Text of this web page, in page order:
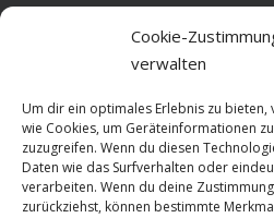
Cookie-
verwalten
Um dir ein optimales Erlebnis zu
wie Cookies, um Geräteinformationen
zuzugreifen. Wenn du diesen
Daten wie das Surfverhalten oder
verarbeiten. Wenn du deine
zurückziehst, können bestimmte
Datenschutz
Cookie-Richtlinie (EU)
Impressum